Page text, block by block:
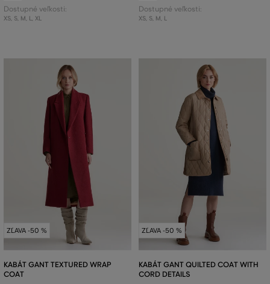
Dostupné veľkosti:
XS, S, M L XL
Dostupné veľkosti:
XS, S, M L
ZĽAVA -50 %
KABÁT GANT TEXTURED WRAP
COAT
ZĽAVA -50 %
KABÁT GANT QUILTED COAT WITH
CORD DETAILS